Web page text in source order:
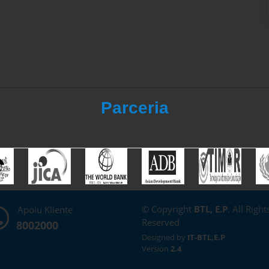
Parceria
Apoiu Kliente
8002000
© Copyright BTL, E.P. All
Reserved
Designed by IT-BTL,E.P
Version 2.4